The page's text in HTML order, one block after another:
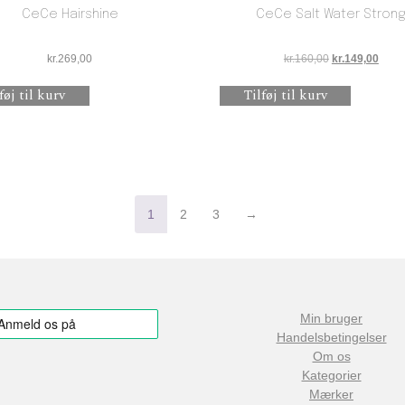
CeCe Hairshine
kr.269,00
til kurv
CeCe Salt Water Strong
kr.160,00 Den
kr.149,00Den
Tilføj til kurv
1 2 3 →
Min bruger
Handelsbetingelser
Om os
Kategorier
Mærker